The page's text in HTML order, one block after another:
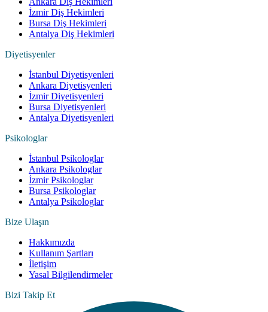
İzmir Diş Hekimleri
Bursa Diş Hekimleri
Antalya Diş Hekimleri
Diyetisyenler
İstanbul Diyetisyenleri
Ankara Diyetisyenleri
İzmir Diyetisyenleri
Bursa Diyetisyenleri
Antalya Diyetisyenleri
Psikologlar
İstanbul Psikologlar
Ankara Psikologlar
İzmir Psikologlar
Bursa Psikologlar
Antalya Psikologlar
Bize Ulaşın
Hakkımızda
Kullanım Şartları
İletişim
Yasal Bilgilendirmeler
Bizi Takip Et